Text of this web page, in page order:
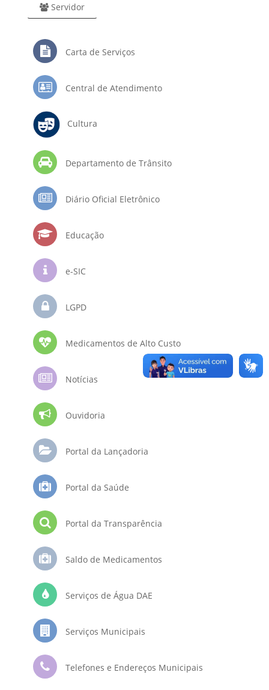
Servidor
Carta de Serviços
Central de Atendimento
Cultura
Departamento de Trânsito
Diário Oficial Eletrônico
Educação
e-SIC
LGPD
Medicamentos de Alto Custo
Notícias
Ouvidoria
Portal da Lançadoria
Portal da Saúde
Portal da Transparência
Saldo de Medicamentos
Serviços de Água DAE
Serviços Municipais
Telefones e Endereços Municipais